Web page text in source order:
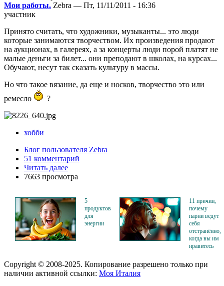
Мои работы. Zebra — Пт, 11/11/2011 - 16:36
участник
Принято считать, что художники, музыканты... это люди
которые занимаются творчеством. Их произведения продают
на аукционах, в галереях, а за концерты люди порой платят не
малые деньги за билет... они преподают в школах, на курсах...
Обучают, несут так сказать культуру в массы.
Но что такое вязание, да еще и носков, творчество это или
ремесло
?
хобби
Блог пользователя Zebra
51 комментарий
Читать далее
7663 просмотра
5
продуктов
для
энергии
11 причин,
почему
парни ведут
себя
отстранённо,
когда вы им
нравитесь
Copyright © 2008-2025. Копирование разрешено только при
наличии активной ссылки: Моя Италия